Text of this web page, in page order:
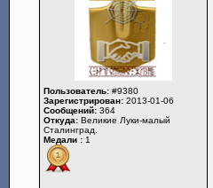
Пользователь: #9380
Зарегистрирован: 2013-01-06
Сообщений: 364
Откуда: Великие Луки-малый
Сталинград.
Медали : 1